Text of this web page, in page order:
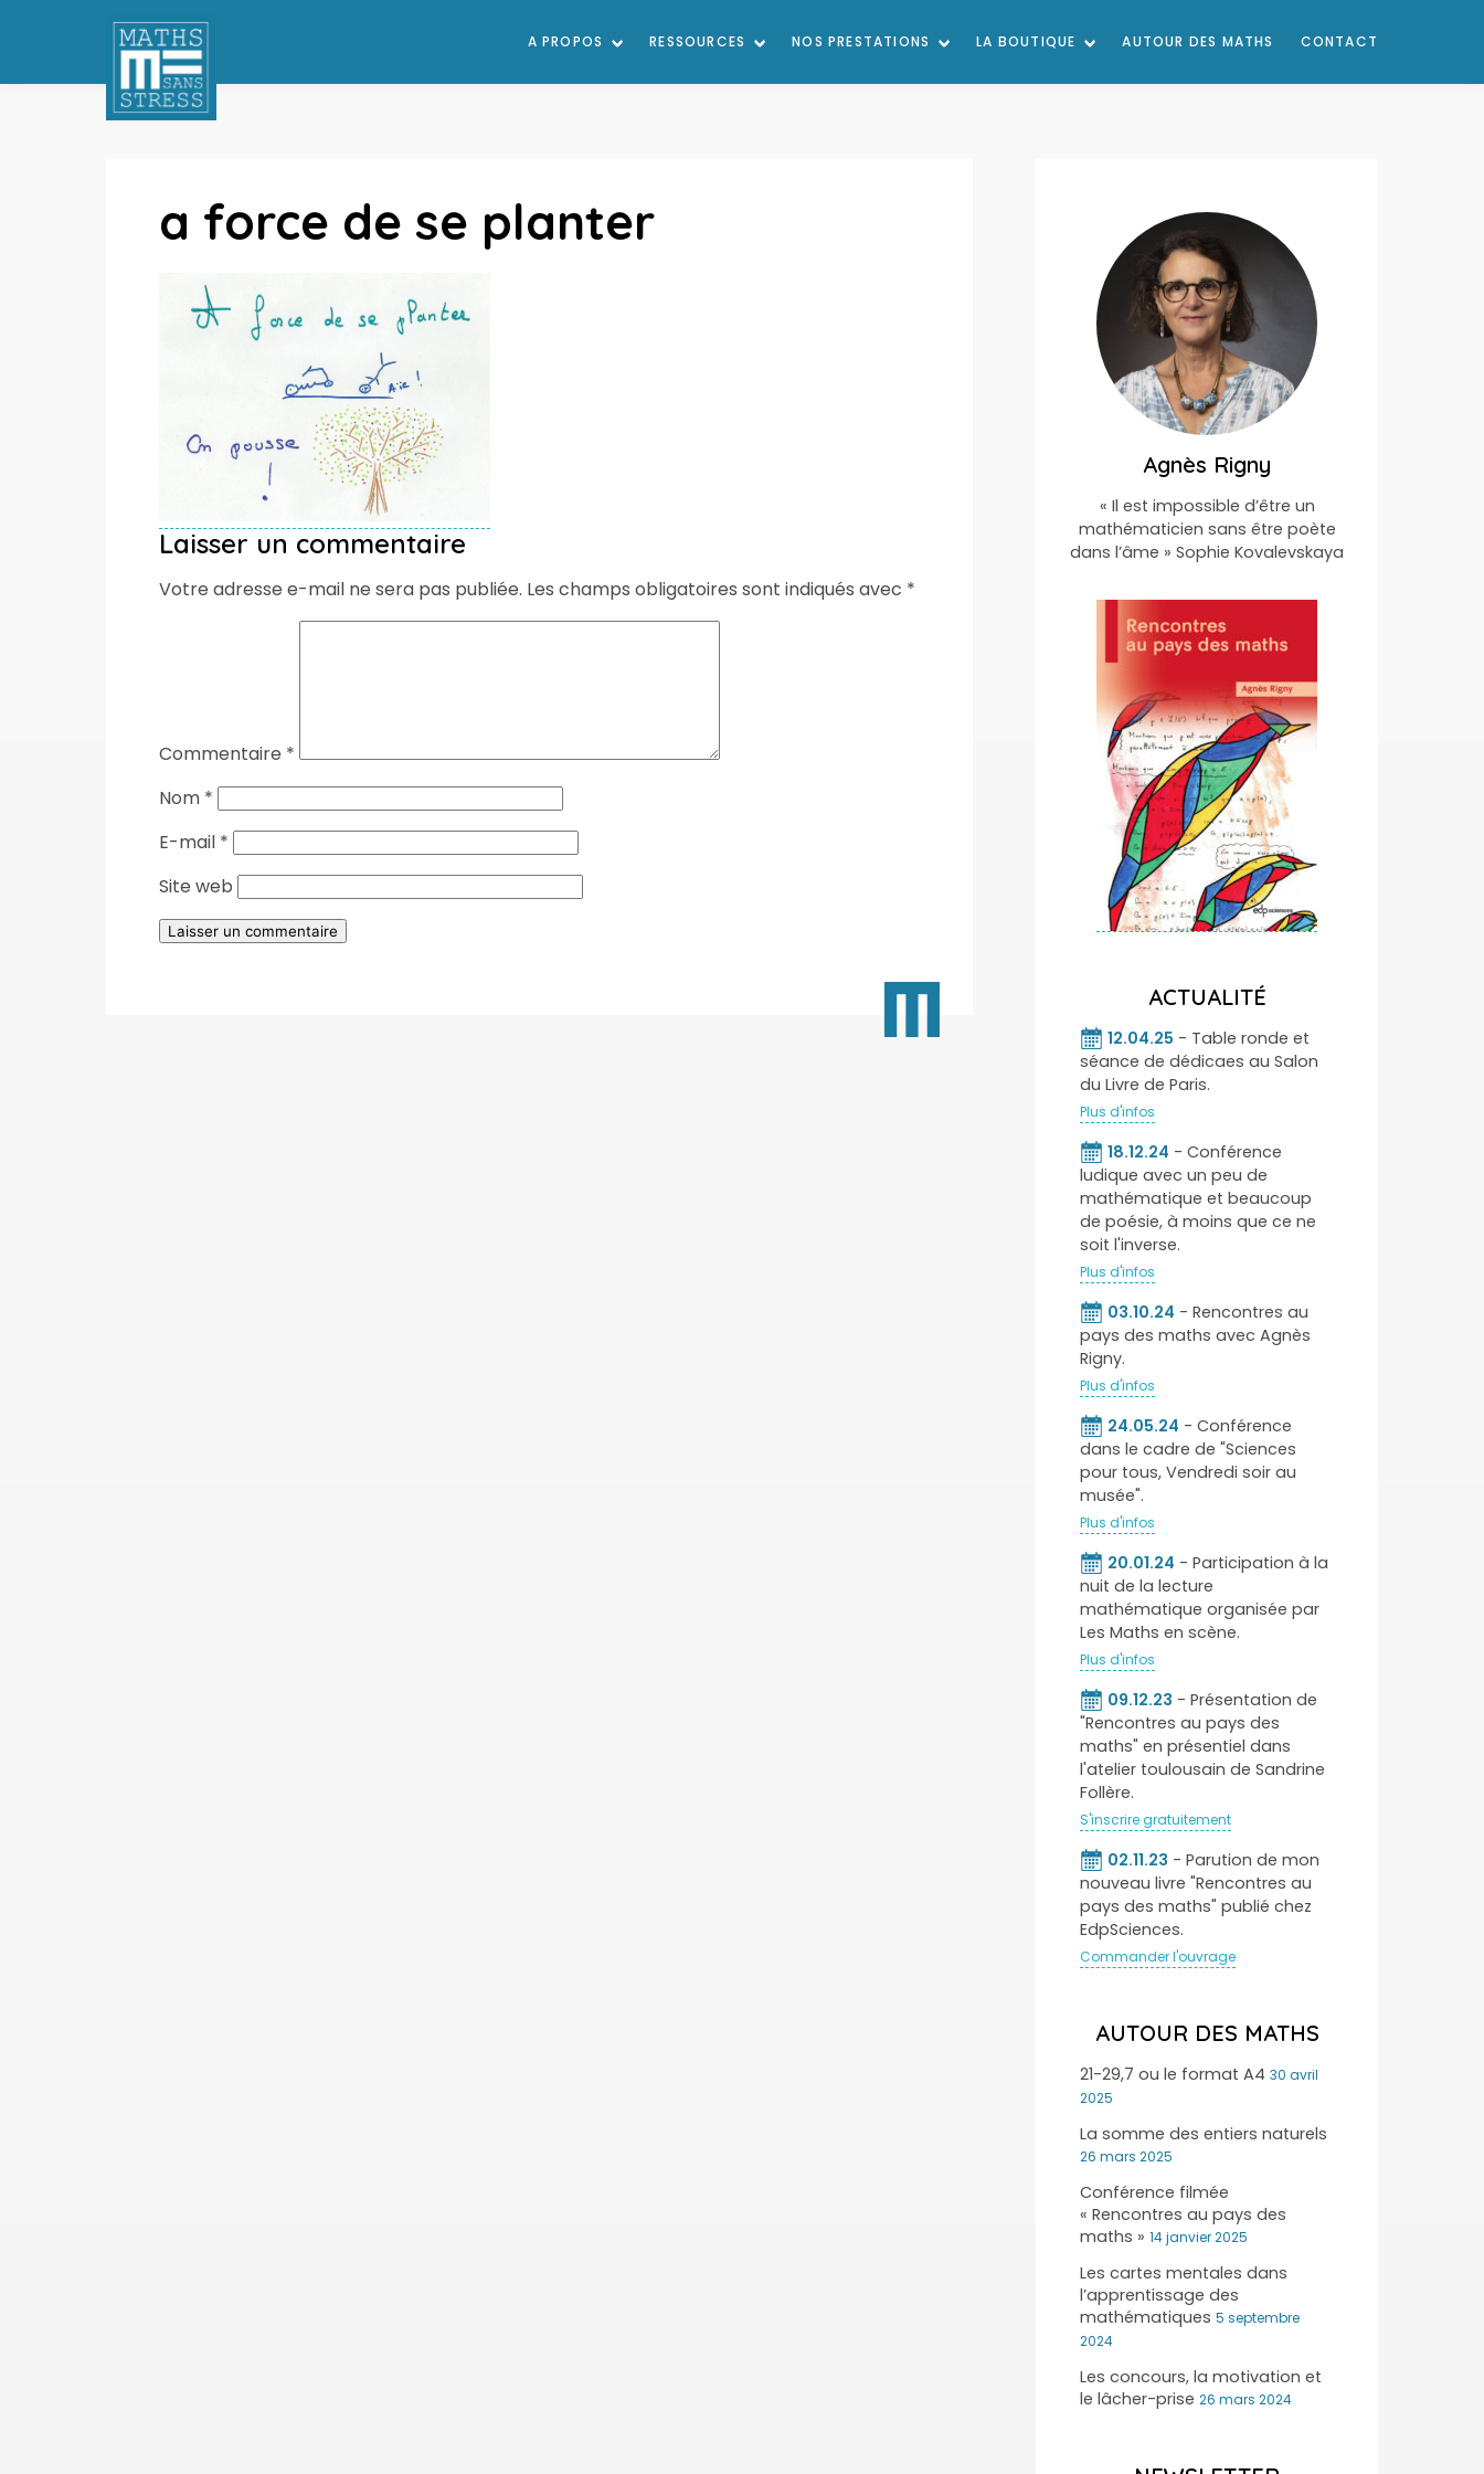
A PROPOS RESSOURCES NOS PRESTATIONS LA BOUTIQUE AUTOUR DES MATHS CONTACT
a force de se planter
Laisser un commentaire
Votre adresse e-mail ne sera pas publiée. Les champs obligatoires sont indiqués avec *
Commentaire *
Nom *
E-mail *
Site web
Agnès Rigny
« Il est impossible d’être un
mathématicien sans être poète
dans l’âme » Sophie Kovalevskaya
ACTUALITÉ
12.04.25 - Table ronde et
séance de dédicaes au Salon
du Livre de Paris.
Plus d'infos
18.12.24 - Conférence
ludique avec un peu de
mathématique et beaucoup
de poésie, à moins que ce ne
soit l'inverse.
Plus d'infos
03.10.24 - Rencontres au
pays des maths avec Agnès
Rigny.
Plus d'infos
24.05.24 - Conférence
dans le cadre de "Sciences
pour tous, Vendredi soir au
musée".
Plus d'infos
20.01.24 - Participation à la
nuit de la lecture
mathématique organisée par
Les Maths en scène.
Plus d'infos
09.12.23 - Présentation de
"Rencontres au pays des
maths" en présentiel dans
l'atelier toulousain de Sandrine
Follère.
S'inscrire gratuitement
02.11.23 - Parution de mon
nouveau livre "Rencontres au
pays des maths" publié chez
EdpSciences.
Commander l'ouvrage
AUTOUR DES MATHS
21-29,7 ou le format A4 30 avril
2025
La somme des entiers naturels
26 mars 2025
Conférence filmée
« Rencontres au pays des
maths » 14 janvier 2025
Les cartes mentales dans
l’apprentissage des
mathématiques 5 septembre
2024
Les concours, la motivation et
le lâcher-prise 26 mars 2024